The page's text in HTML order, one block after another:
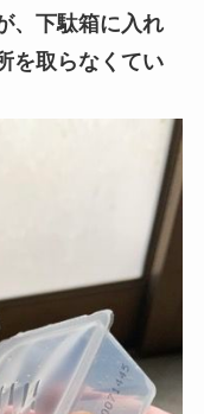
、下駄箱に入れ
を取らなくてい